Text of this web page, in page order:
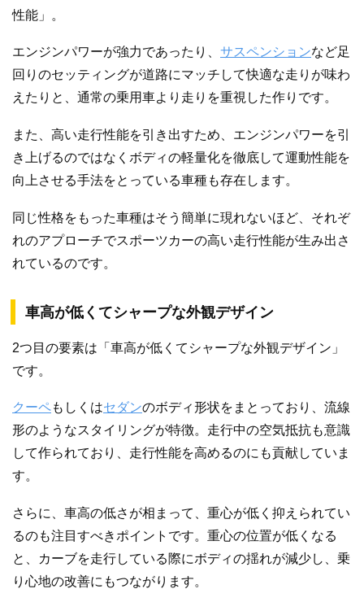
性能」。
エンジンパワーが強力であったり、 サスペンションなど足
回りのセッティングが道路にマッチして快適な走りが味わ
えたりと、通常の乗用車より走りを重視した作りです。
また、高い走行性能を引き出すため、エンジンパワーを引
き上げるのではなくボディの軽量化を徹底して運動性能を
向上させる手法をとっている車種も存在します。
同じ性格をもった車種はそう簡単に現れないほど、それぞ
れのアプローチでスポーツカーの高い走行性能が生み出さ
れているのです。
車高が低くてシャープな外観デザイン
2つ目の要素は「車高が低くてシャープな外観デザイン」
です。
クーペもしくはセダンのボディ形状をまとっており、流線
形のようなスタイリングが特徴。走行中の空気抵抗も意識
して作られており、走行性能を高めるのにも貢献していま
す。
さらに、車高の低さが相まって、重心が低く抑えられてい
るのも注目すべきポイントです。重心の位置が低くなる
と、カーブを走行している際にボディの揺れが減少し、乗
り心地の改善にもつながります。